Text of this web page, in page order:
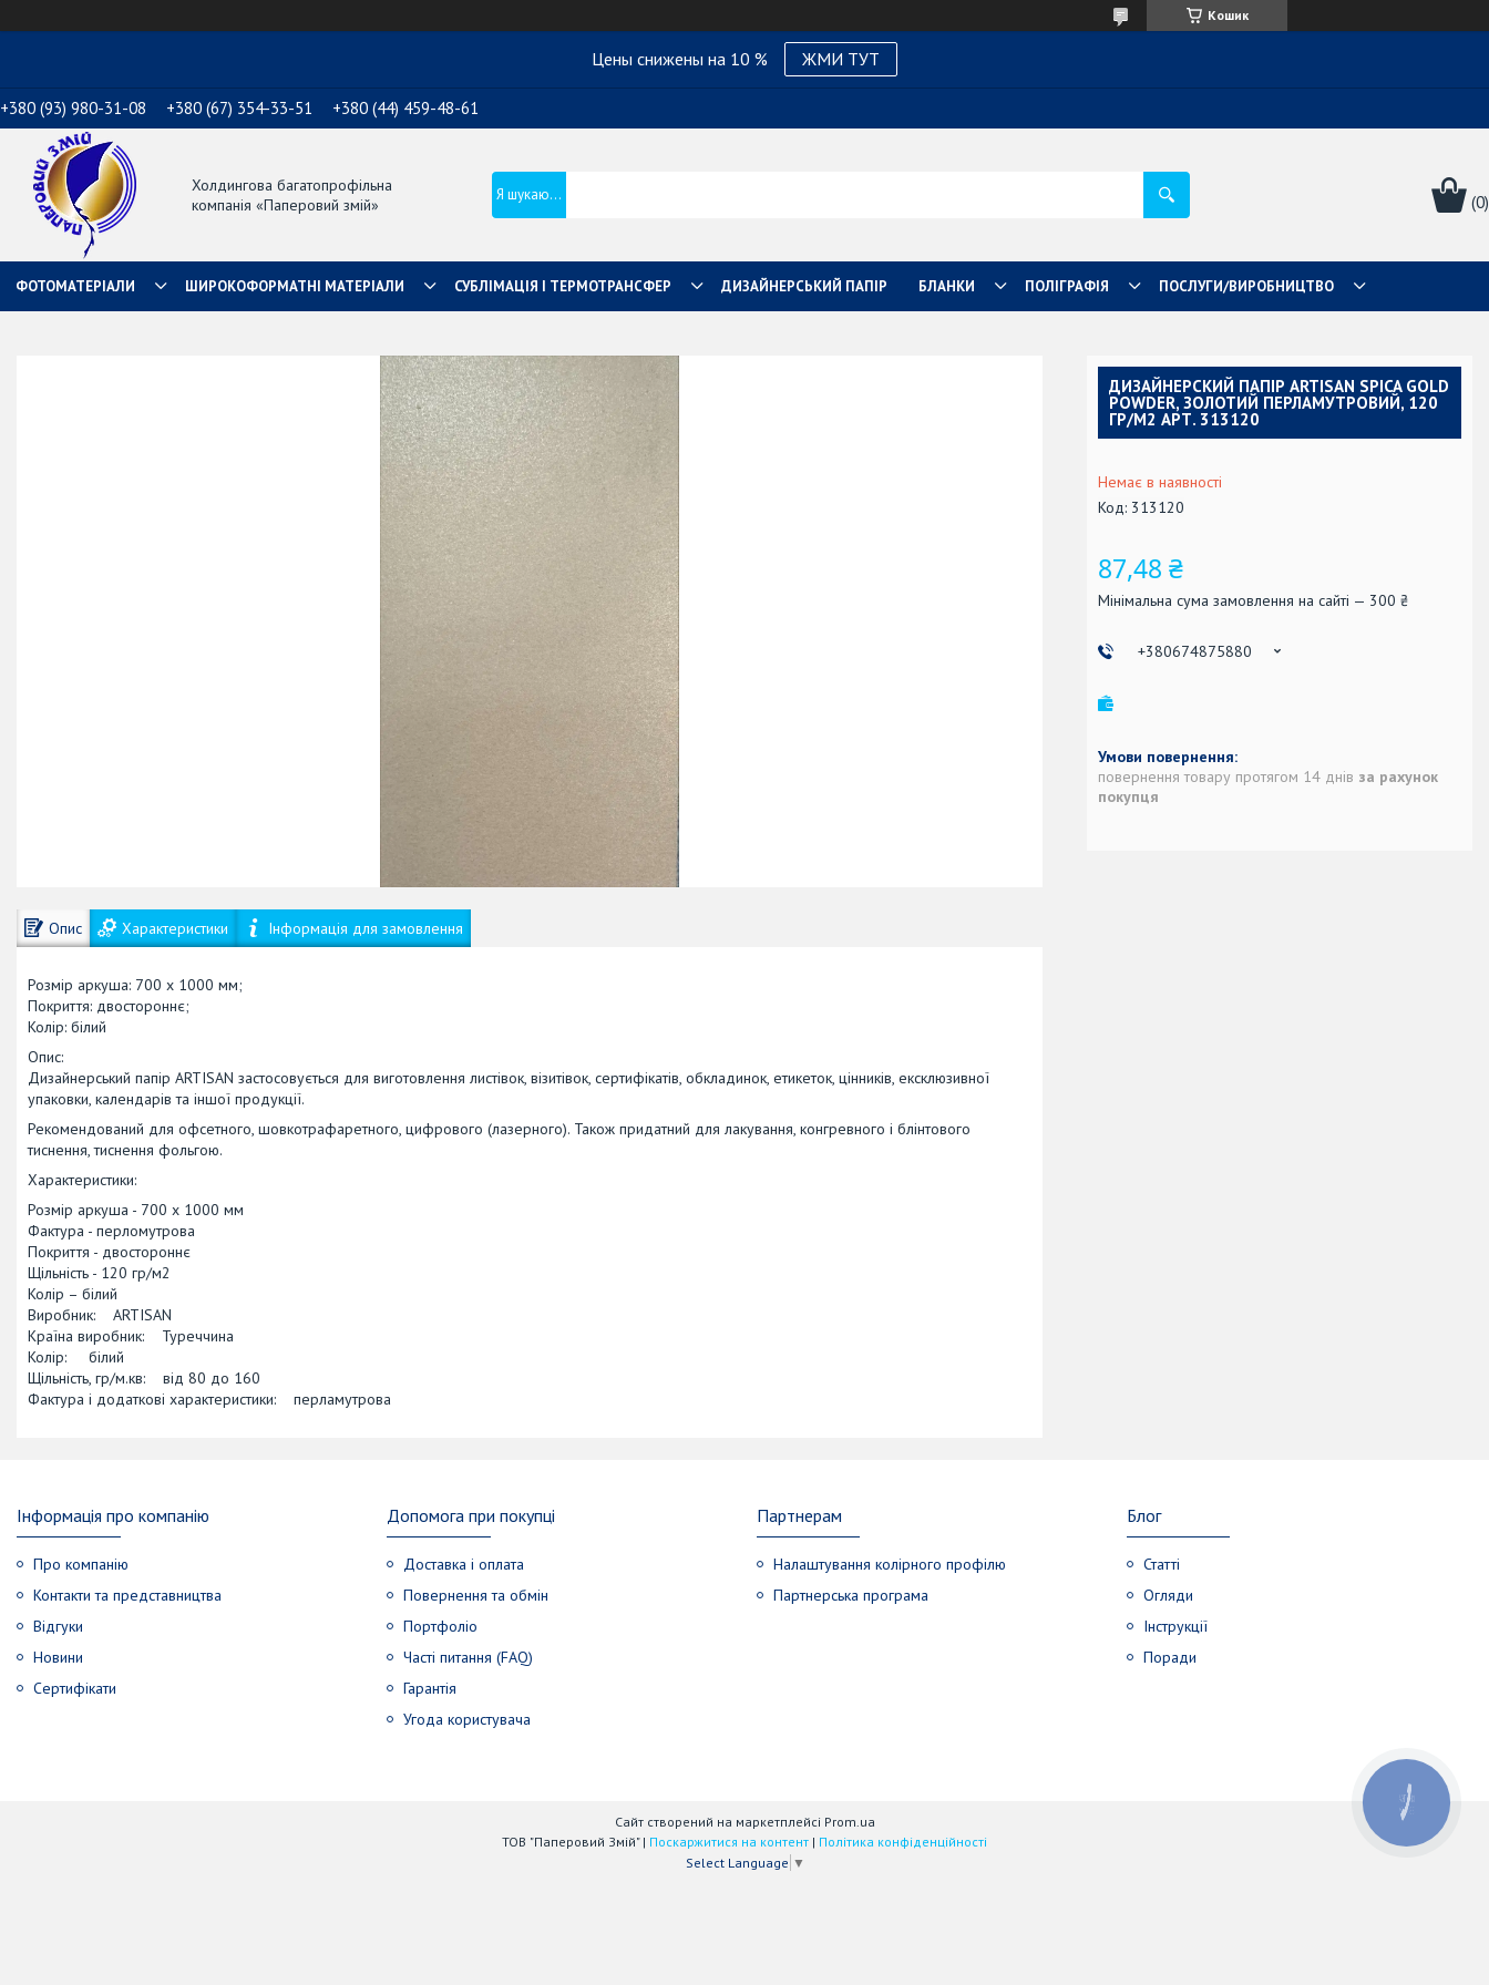
Кошик
Цены снижены на 10 % ЖМИ ТУТ
+380 (93) 980-31-08 +380 (67) 354-33-51 +380 (44) 459-48-61
Холдингова багатопрофільна
компанія «Паперовий змій»
ФОТОМАТЕРІАЛИ ШИРОКОФОРМАТНІ МАТЕРІАЛИ СУБЛІМАЦІЯ І ТЕРМОТРАНСФЕР ДИЗАЙНЕРСЬКИЙ ПАПІР БЛАНКИ ПОЛІГРАФІЯ ПОСЛУГИ/ВИРОБНИЦТВО
Опис Характеристики Інформація для замовлення
Розмір аркуша: 700 х 1000 мм;
Покриття: двостороннє;
Колір: білий
Опис:
Дизайнерський папір ARTISAN застосовується для виготовлення листівок, візитівок, сертифікатів, обкладинок, етикеток, цінників, ексклюзивної
упаковки, календарів та іншої продукції.
Рекомендований для офсетного, шовкотрафаретного, цифрового (лазерного). Також придатний для лакування, конгревного і блінтового
тиснення, тиснення фольгою.
Характеристики:
Розмір аркуша - 700 х 1000 мм
Фактура - перломутрова
Покриття - двостороннє
Щільність - 120 гр/м2
Колір – білий
Виробник: ARTISAN
Країна виробник: Туреччина
Колір: білий
Щільність, гр/м.кв: від 80 до 160
Фактура і додаткові характеристики: перламутрова
ДИЗАЙНЕРСКИЙ ПАПІР ARTISAN SPICA GOLD
POWDER, ЗОЛОТИЙ ПЕРЛАМУТРОВИЙ, 120
ГР/М2 АРТ. 313120
Немає в наявності
Код: 313120
87,48 ₴
Мінімальна сума замовлення на сайті — 300 ₴
+380674875880
повернення товару протягом 14 днів за рахунок
покупця
Інформація про компанію
Про компанію
Контакти та представництва
Відгуки
Новини
Сертифікати
Допомога при покупці
Доставка і оплата
Повернення та обмін
Портфоліо
Часті питання (FAQ)
Гарантія
Угода користувача
Партнерам
Налаштування колірного профілю
Партнерська програма
Блог
Статті
Огляди
Інструкції
Поради
Сайт створений на маркетплейсі Prom.ua
ТОВ "Паперовий Змій" | Поскаржитися на контент | Політика конфіденційності
Select Language ▼
КНОПКА
ЗВ'ЯЗКУ